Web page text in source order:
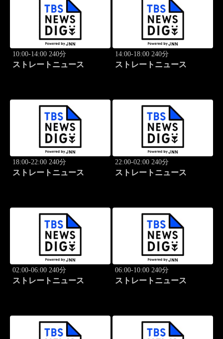
10:00-14:00 240分
ストレートニュース
14:00-18:00 240分
ストレートニュース
18:00-22:00 240分
ストレートニュース
22:00-02:00 240分
ストレートニュース
02:00-06:00 240分
ストレートニュース
06:00-10:00 240分
ストレートニュース